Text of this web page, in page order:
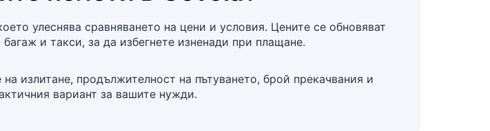
улеснява сравняването на цени и условия. Цените се обновяват
и такси, за да избегнете изненади при плащане.
излитане, продължителност на пътуването, брой прекачвания и
вариант за вашите нужди.